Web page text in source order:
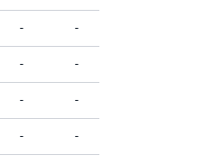
- -
- -
- -
- -